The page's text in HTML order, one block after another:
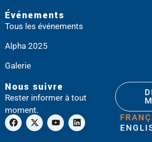
Événements
Tous les événements
Alpha 2025
Galerie
Nous suivre
Rester informer à tout
moment.